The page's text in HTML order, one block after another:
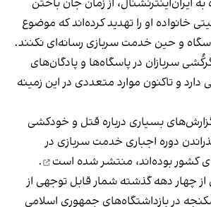
خانواده او را تهدید کرده‌اند که موضوع
و حین خدمت سربازی رسانه‌ای نکنند.
سربازان در پاسگاه‌ها و پادگان‌های
دارد و تاکنون موارد متعددی در این زمینه
بسیاری درباره قتل و خودکشی
دوره اجباری خدمت سربازی در
کشور بوده‌اند، منتشر شده است
.
چهار دهه گذشته شمار قابل توجهی از
در بازداشتگاه‌های جمهوری اسلامی